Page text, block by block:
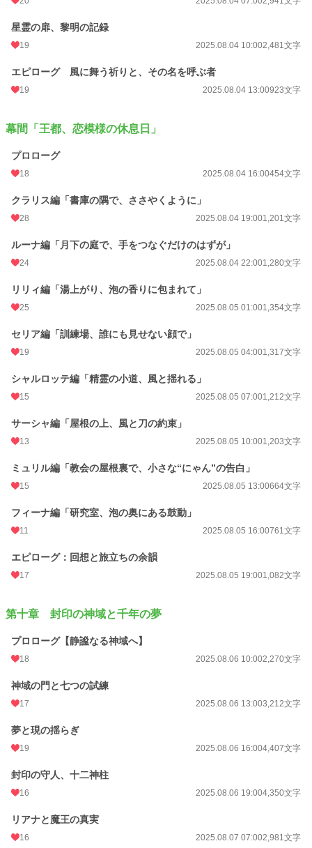
星霊の扉、黎明の記録
19 2025.08.04 10:002,481文字
エピローグ 風に舞う祈りと、その名を呼ぶ者
19 2025.08.04 13:00923文字
幕間「王都、恋模様の休息日」
プロローグ
18 2025.08.04 16:00454文字
クラリス編「書庫の隅で、ささやくように」
28 2025.08.04 19:001,201文字
ルーナ編「月下の庭で、手をつなぐだけのはずが」
24 2025.08.04 22:001,280文字
リリィ編「湯上がり、泡の香りに包まれて」
25 2025.08.05 01:001,354文字
セリア編「訓練場、誰にも見せない顔で」
19 2025.08.05 04:001,317文字
シャルロッテ編「精霊の小道、風と揺れる」
15 2025.08.05 07:001,212文字
サーシャ編「屋根の上、風と刀の約束」
13 2025.08.05 10:001,203文字
ミュリル編「教会の屋根裏で、小さな“にゃん”の告白」
15 2025.08.05 13:00664文字
フィーナ編「研究室、泡の奥にある鼓動」
11 2025.08.05 16:00761文字
エピローグ：回想と旅立ちの余韻
17 2025.08.05 19:001,082文字
第十章 封印の神域と千年の夢
プロローグ【静謐なる神域へ】
18 2025.08.06 10:002,270文字
神域の門と七つの試練
17 2025.08.06 13:003,212文字
夢と現の揺らぎ
19 2025.08.06 16:004,407文字
封印の守人、十二神柱
16 2025.08.06 19:004,350文字
リアナと魔王の真実
16 2025.08.07 07:002,981文字